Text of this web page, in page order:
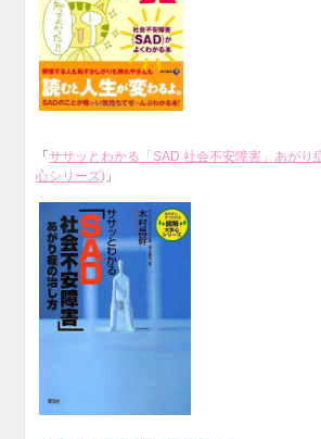
「ササッとわかる「SAD 社会不安障害」あがり
心シリーズ) 」